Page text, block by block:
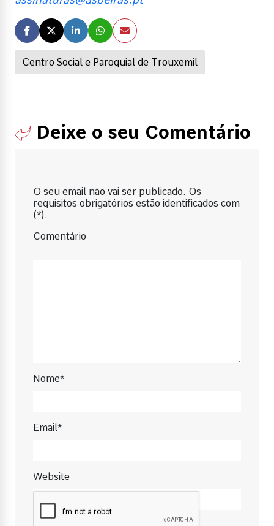
Centro Social e Paroquial de Trouxemil
Deixe o seu Comentário
O seu email não vai ser publicado. Os
requisitos obrigatórios estão identificados com
(*).
Comentário
Nome*
Email*
Website